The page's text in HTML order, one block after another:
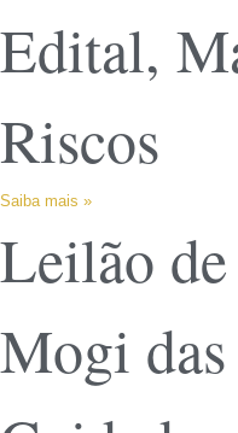
Edital,
Riscos
Saiba mais »
Leilão
Mogi